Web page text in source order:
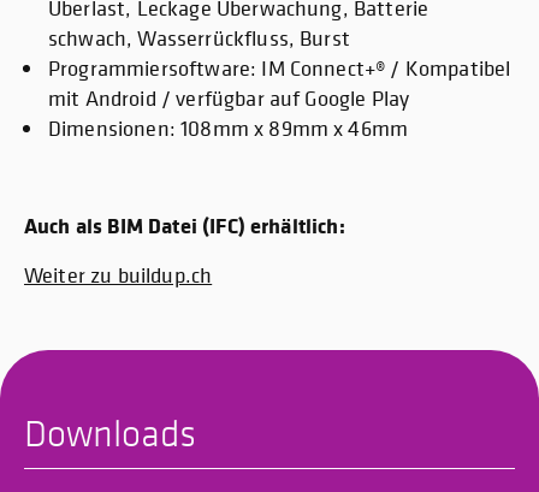
Überlast, Leckage Überwachung, Batterie
schwach, Wasserrückfluss, Burst
Programmiersoftware: IM Connect+® / Kompatibel
mit Android / verfügbar auf Google Play
Dimensionen: 108mm x 89mm x 46mm
Auch als BIM Datei (IFC) erhältlich:
Weiter zu buildup.ch
Downloads